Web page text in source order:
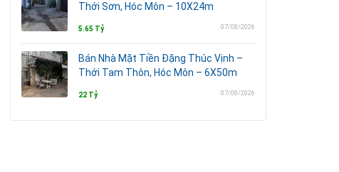
Thới Sơn, Hóc Môn – 10X24m
5.65 Tỷ 07/08/2026
Bán Nhà Mặt Tiền Đặng Thúc Vịnh –
Thới Tam Thôn, Hóc Môn – 6X50m
22 Tỷ 07/08/2026